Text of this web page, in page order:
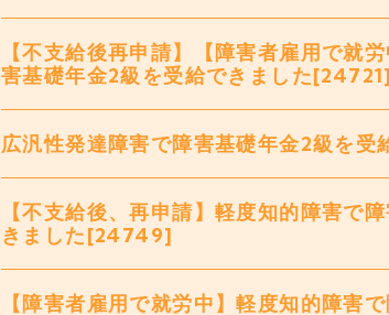
【不支給後再申請】【障害者雇用で就
害基礎年金2級を受給できました[24721]
広汎性発達障害で障害基礎年金2級を
【不支給後、再申請】軽度知的障害で
きました[24749]
【障害者雇用で就労中】軽度知的障害